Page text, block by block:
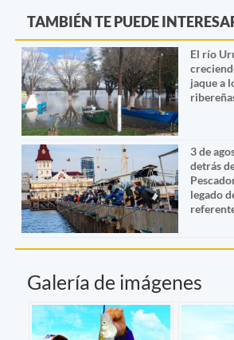
TAMBIÉN TE PUEDE
El río
jaque a
3 de
detrás
legado
Galería de imágenes